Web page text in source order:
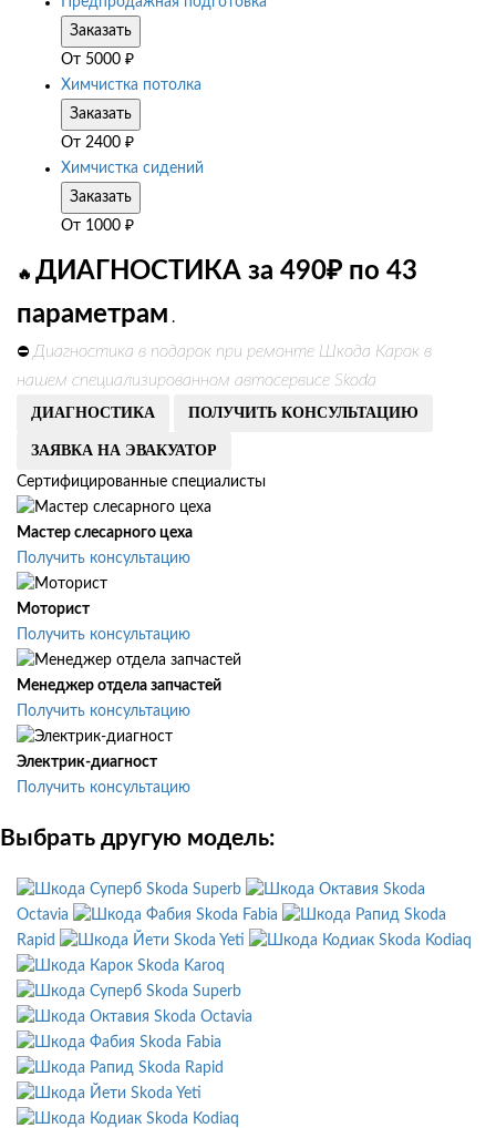
Заказать
От 5000 ₽
Химчистка потолка
Заказать
От 2400 ₽
Химчистка сидений
Заказать
От 1000 ₽
🔥 ДИАГНОСТИКА за 490₽ по 43
параметрам .
⛔ Диагностика в подарок при ремонте Шкода Карок в
нашем специализированном автосервисе Skoda
ДИАГНОСТИКА ПОЛУЧИТЬ КОНСУЛЬТАЦИЮ
ЗАЯВКА НА ЭВАКУАТОР
Сертифицированные специалисты
Мастер слесарного цеха
Получить консультацию
Моторист
Получить консультацию
Менеджер отдела запчастей
Получить консультацию
Электрик-диагност
Получить консультацию
Выбрать другую модель:
Skoda Superb
Skoda
Octavia
Skoda Fabia
Skoda
Rapid
Skoda Yeti
Skoda Kodiaq
Skoda Karoq
Skoda Superb
Skoda Octavia
Skoda Fabia
Skoda Rapid
Skoda Yeti
Skoda Kodiaq